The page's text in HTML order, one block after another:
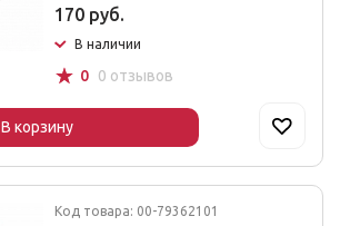
170 руб.
В наличии
☆ 0 0 отзывов
В корзину
Код товара: 00-79362101